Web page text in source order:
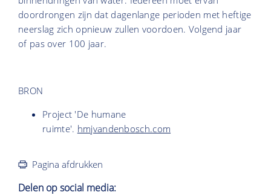
doordrongen zijn dat dagenlange perioden met heftige
neerslag zich opnieuw zullen voordoen. Volgend jaar
of pas over 100 jaar.
BRON
Project 'De humane
ruimte'. hmjvandenbosch.com
Pagina afdrukken
Delen op social media: